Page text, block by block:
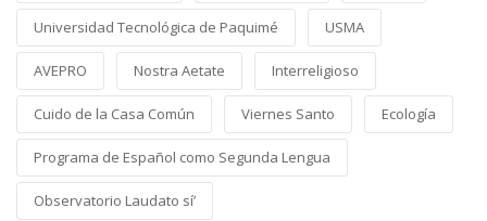
Universidad Tecnológica de Paquimé USMA
AVEPRO Nostra Aetate Interreligioso
Cuido de la Casa Común Viernes Santo Ecología
Programa de Español como Segunda Lengua
Observatorio Laudato sí’